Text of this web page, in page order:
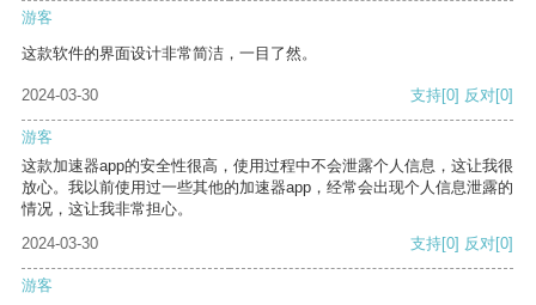
游客
这款软件的界面设计非常简洁，一目了然。
2024-03-30 支持[0] 反对[0]
游客
这款加速器app的安全性很高，使用过程中不会泄露个人信息，这让我很
放心。我以前使用过一些其他的加速器app，经常会出现个人信息泄露的
情况，这让我非常担心。
2024-03-30
支持[0] 反对[0]
游客